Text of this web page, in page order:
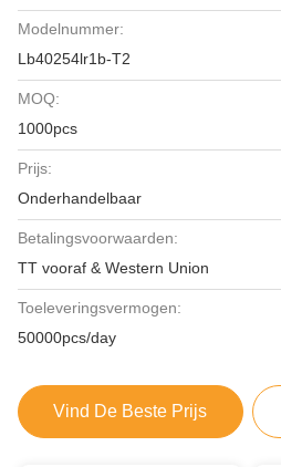
Modelnummer:
Lb40254lr1b-T2
MOQ:
1000pcs
Prijs:
Onderhandelbaar
Betalingsvoorwaarden:
TT vooraf & Western Union
Toeleveringsvermogen:
50000pcs/day
Vind De Beste Prijs